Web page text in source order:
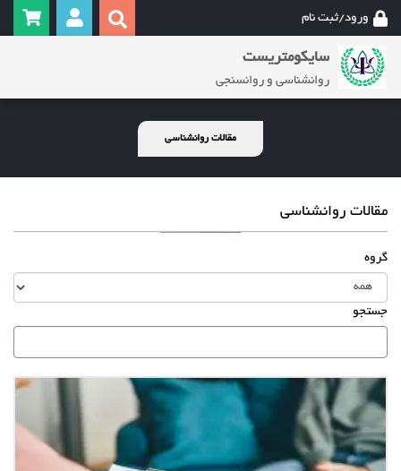
ورود/ثبت نام
سایکومتریست
روانشناسی و روانسنجی
مقالات روانشناسی
مقالات روانشناسی
گروه
جستجو